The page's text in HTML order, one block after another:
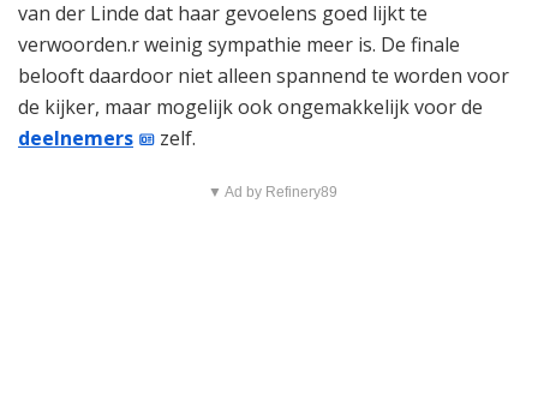
van der Linde dat haar gevoelens goed lijkt te
verwoorden.r weinig sympathie meer is. De finale
belooft daardoor niet alleen spannend te worden voor
de kijker, maar mogelijk ook ongemakkelijk voor de
deelnemers
zelf.
▼ Ad by Refinery89